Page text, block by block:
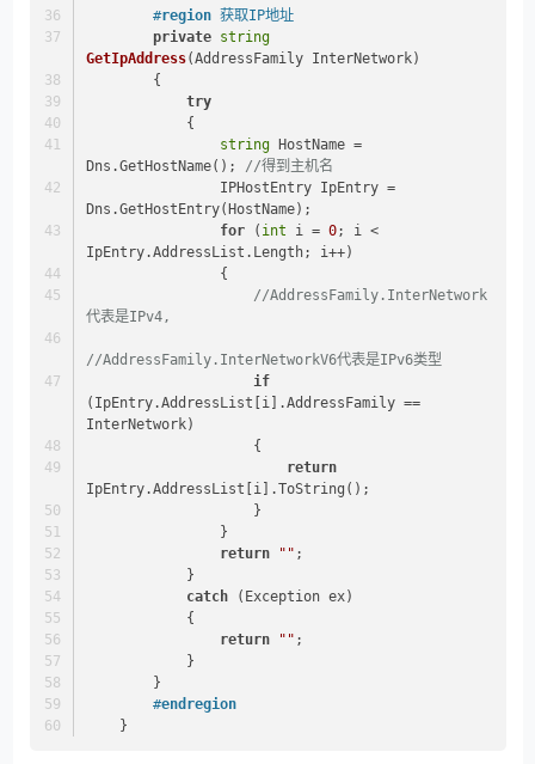
#region 获取IP地址
private string
GetIpAddress(AddressFamily InterNetwork)
        {
try
            {
string HostName =
Dns.GetHostName(); //得到主机名
Dns.GetHostEntry(HostName);
for ( int i = 0; i <
IpEntry.AddressList.Length; i++)
                {
//AddressFamily.InterNetwork
代表是IPv4,
//AddressFamily.InterNetworkV6代表是IPv6类型
if
(IpEntry.AddressList[i].AddressFamily ==
InterNetwork)
                    {
return
IpEntry.AddressList[i].ToString();
                    }
                }
return
"" ;
            }
catch (Exception ex)
            {
return
"" ;
            }
        }
#endregion
    }